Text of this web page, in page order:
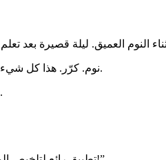
: محاضرة ← بطاقات في اليوم ذاته ← مراجعة نشطة مع FSRS ← نوم. كرّر. هذا كل شيء.
في مخطط مراجعة متكامل، راجع دليلنا المخصص.